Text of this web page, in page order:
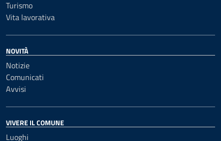
Turismo
Vita lavorativa
NOVITÀ
Notizie
Comunicati
Avvisi
VIVERE IL COMUNE
Luoghi